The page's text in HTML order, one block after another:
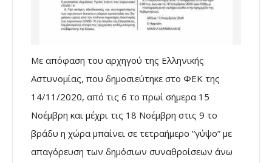
Με απόφαση του αρχηγού της Ελληνικής
Αστυνομίας, που δημοσιεύτηκε στο ΦΕΚ της
14/11/2020, από τις 6 το πρωί σήμερα 15
Νοέμβρη και μέχρι τις 18 Νοέμβρη στις 9 το
βράδυ η χώρα μπαίνει σε τετραήμερο “γύψο” με
απαγόρευση των δημόσιων συναθροίσεων άνω